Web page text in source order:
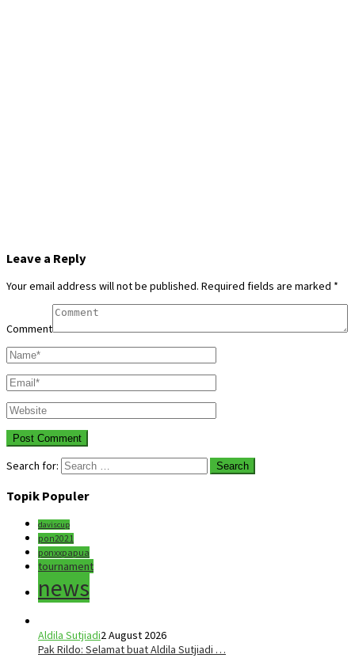
Leave a Reply
Your email address will not be published. Required fields are marked *
Comment
Search for:
Topik Populer
daviscup
pon2021
ponxxpapua
tournament
news
Aldila Sutjiadi2 August 2026
Pak Rildo: Selamat buat Aldila Sutjiadi …